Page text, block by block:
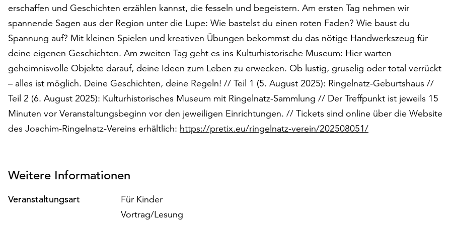
erschaffen und Geschichten erzählen kannst, die fesseln und begeistern. Am ersten Tag nehmen wir
spannende Sagen aus der Region unter die Lupe: Wie bastelst du einen roten Faden? Wie baust du
Spannung auf? Mit kleinen Spielen und kreativen Übungen bekommst du das nötige Handwerkszeug für
deine eigenen Geschichten. Am zweiten Tag geht es ins Kulturhistorische Museum: Hier warten
geheimnisvolle Objekte darauf, deine Ideen zum Leben zu erwecken. Ob lustig, gruselig oder total verrückt
– alles ist möglich. Deine Geschichten, deine Regeln! // Teil 1 (5. August 2025): Ringelnatz-Geburtshaus //
Teil 2 (6. August 2025): Kulturhistorisches Museum mit Ringelnatz-Sammlung // Der Treffpunkt ist jeweils 15
Minuten vor Veranstaltungsbeginn vor den jeweiligen Einrichtungen. // Tickets sind online über die Website
des Joachim-Ringelnatz-Vereins erhältlich: https://pretix.eu/ringelnatz-verein/202508051/
Weitere Informationen
Veranstaltungsart
Für Kinder
Vortrag/Lesung